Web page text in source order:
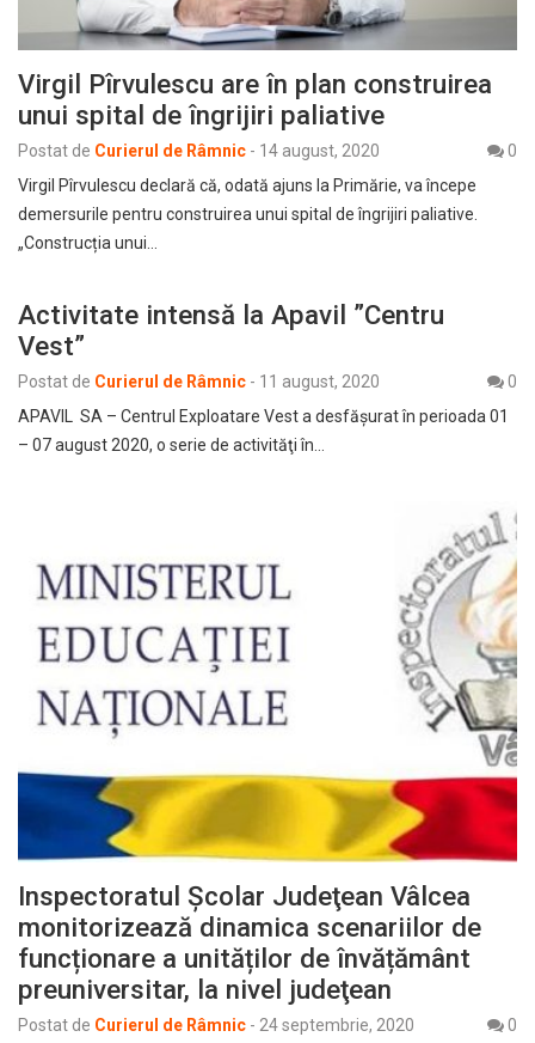
Virgil Pîrvulescu are în plan construirea
unui spital de îngrijiri paliative
Postat de Curierul de Râmnic - 14 august, 2020
0
Virgil Pîrvulescu declară că, odată ajuns la Primărie, va începe
demersurile pentru construirea unui spital de îngrijiri paliative.
„Construcția unui…
Activitate intensă la Apavil ”Centru
Vest”
Postat de Curierul de Râmnic - 11 august, 2020
0
APAVIL SA – Centrul Exploatare Vest a desfăşurat în perioada 01
– 07 august 2020, o serie de activităţi în…
Inspectoratul Şcolar Judeţean Vâlcea
monitorizează dinamica scenariilor de
funcționare a unităților de învățământ
preuniversitar, la nivel judeţean
Postat de Curierul de Râmnic - 24 septembrie, 2020
0